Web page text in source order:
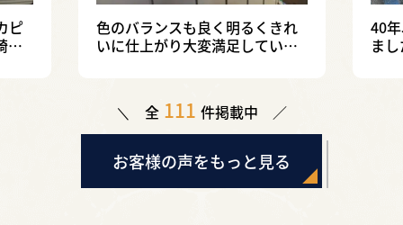
ピ
麗
色のバランスも良く明るくきれ
いに仕上がり大変満足していま
40
ま
全 111 件掲載中
お客様の声をもっと見る